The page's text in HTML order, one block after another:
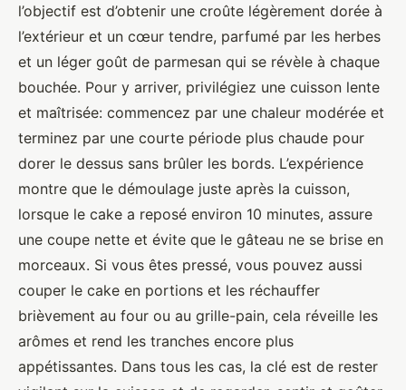
l’objectif est d’obtenir une croûte légèrement dorée à
l’extérieur et un cœur tendre, parfumé par les herbes
et un léger goût de parmesan qui se révèle à chaque
bouchée. Pour y arriver, privilégiez une cuisson lente
et maîtrisée: commencez par une chaleur modérée et
terminez par une courte période plus chaude pour
dorer le dessus sans brûler les bords. L’expérience
montre que le démoulage juste après la cuisson,
lorsque le cake a reposé environ 10 minutes, assure
une coupe nette et évite que le gâteau ne se brise en
morceaux. Si vous êtes pressé, vous pouvez aussi
couper le cake en portions et les réchauffer
brièvement au four ou au grille-pain, cela réveille les
arômes et rend les tranches encore plus
appétissantes. Dans tous les cas, la clé est de rester